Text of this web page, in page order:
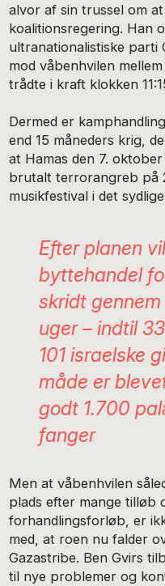
alvor af sin trussel om
koalitionsregering. Han
ultranationalistiske parti
mod våbenhvilen
trådte i kraft klokken
Dermed er
end 15 måneders krig,
at Hamas den 7.
brutalt terrorangreb på
musikfestival i det
Efter planen
byttehandel
skridt
uger – indtil
101 israelske
måde er
godt 1.700
fanger
Men at våbenhvilen
plads efter mange tilløb
forhandlingsforløb, er
med, at roen nu falder
Gazastribe. Ben Gvirs
til nye problemer og